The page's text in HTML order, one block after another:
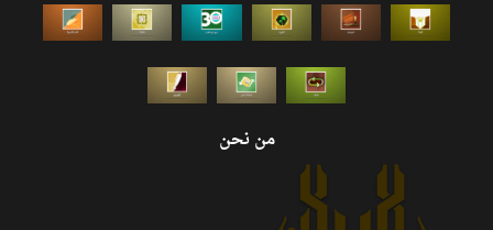
من نحن